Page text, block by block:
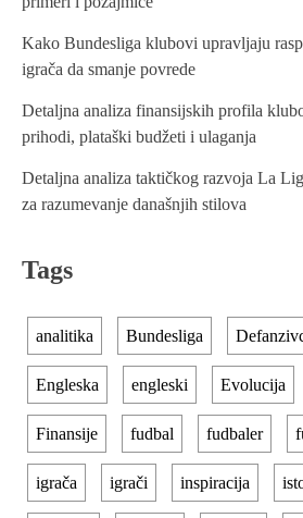
g
a
t
i
o
Kako Bundesliga klubovi upravljaju
igrača da smanje povrede
Detaljna analiza finansijskih profila
prihodi, plataški budžeti i ulaganja
Detaljna analiza taktičkog razvoja La
za razumevanje današnjih stilova
Tags
analitika Bundesliga
Engleska engleski Evolucija
Finansije fudbal fudbaler
igrača igrači inspiracija